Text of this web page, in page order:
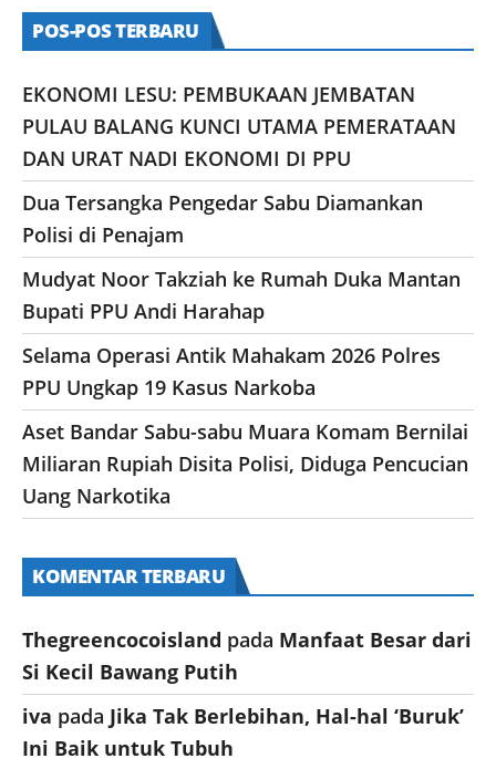
POS-POS TERBARU
EKONOMI LESU: PEMBUKAAN JEMBATAN
PULAU BALANG KUNCI UTAMA PEMERATAAN
DAN URAT NADI EKONOMI DI PPU
Dua Tersangka Pengedar Sabu Diamankan
Polisi di Penajam
Mudyat Noor Takziah ke Rumah Duka Mantan
Bupati PPU Andi Harahap
Selama Operasi Antik Mahakam 2026 Polres
PPU Ungkap 19 Kasus Narkoba
Aset Bandar Sabu-sabu Muara Komam Bernilai
Miliaran Rupiah Disita Polisi, Diduga Pencucian
Uang Narkotika
KOMENTAR TERBARU
Thegreencocoisland pada Manfaat Besar dari
Si Kecil Bawang Putih
iva pada Jika Tak Berlebihan, Hal-hal ‘Buruk’
Ini Baik untuk Tubuh